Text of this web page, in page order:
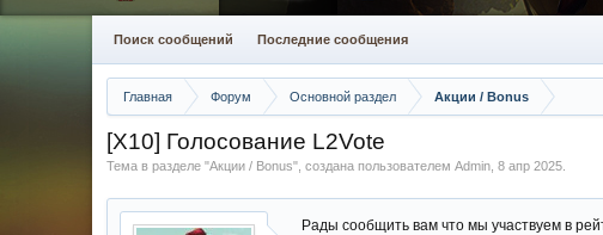
Главная Форум Основной раздел Акции / Bonus
[X10] Голосование L2Vote
Тема в разделе "Акции / Bonus", создана пользователем Admin 8 апр 2025
Рады сообщить вам что мы участвуем в
Поиск сообщений Последние сообщения